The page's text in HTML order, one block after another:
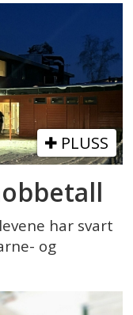
PLUSS
har svart
og